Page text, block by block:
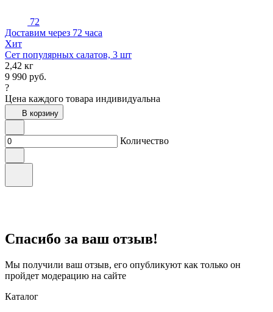
72
Доставим через 72 часа
Хит
Сет популярных салатов, 3 шт
2,42 кг
9 990 руб.
?
Цена каждого товара индивидуальна
В корзину
Количество
Спасибо за ваш отзыв!
Мы получили ваш отзыв, его опубликуют как только он
пройдет модерацию на сайте
Каталог